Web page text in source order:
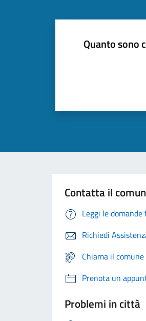
Quanto sono
Contatta il
Leggi le
Richiedi
Chiama il
Prenota un
Problemi in città